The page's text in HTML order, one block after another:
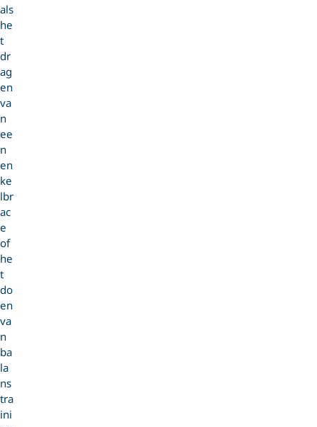
als
he
t
dr
ag
en
va
n
ee
n
en
ke
lbr
ac
e
of
he
t
do
en
va
n
ba
la
ns
tra
ini